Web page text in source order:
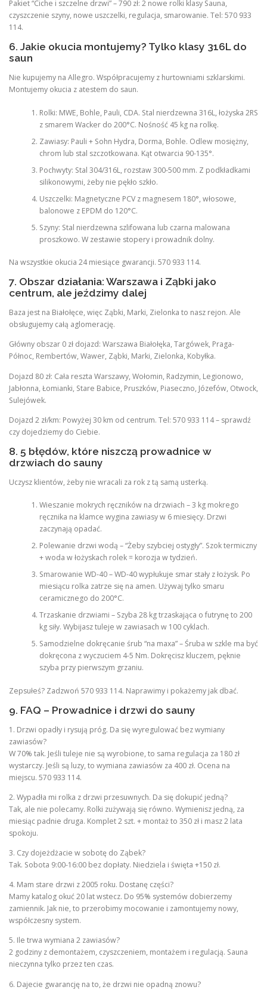
Pakiet “Ciche i szczelne drzwi” – 790 zł: 2 nowe rolki klasy Sauna,
czyszczenie szyny, nowe uszczelki, regulacja, smarowanie. Tel: 570 933
114.
6. Jakie okucia montujemy? Tylko klasy 316L do
saun
Nie kupujemy na Allegro. Współpracujemy z hurtowniami szklarskimi.
Montujemy okucia z atestem do saun.
Rolki: MWE, Bohle, Pauli, CDA. Stal nierdzewna 316L, łożyska 2RS
z smarem Wacker do 200°C. Nośność 45 kg na rolkę.
Zawiasy: Pauli + Sohn Hydra, Dorma, Bohle. Odlew mosiężny,
chrom lub stal szczotkowana. Kąt otwarcia 90-135°.
Pochwyty: Stal 304/316L, rozstaw 300-500 mm. Z podkładkami
silikonowymi, żeby nie pękło szkło.
Uszczelki: Magnetyczne PCV z magnesem 180°, włosowe,
balonowe z EPDM do 120°C.
Szyny: Stal nierdzewna szlifowana lub czarna malowana
proszkowo. W zestawie stopery i prowadnik dolny.
Na wszystkie okucia 24 miesiące gwarancji. 570 933 114.
7. Obszar działania: Warszawa i Ząbki jako
centrum, ale jeździmy dalej
Baza jest na Białołęce, więc Ząbki, Marki, Zielonka to nasz rejon. Ale
obsługujemy całą aglomerację.
Główny obszar 0 zł dojazd: Warszawa Białołęka, Targówek, Praga-
Północ, Rembertów, Wawer, Ząbki, Marki, Zielonka, Kobyłka.
Dojazd 80 zł: Cała reszta Warszawy, Wołomin, Radzymin, Legionowo,
Jabłonna, Łomianki, Stare Babice, Pruszków, Piaseczno, Józefów, Otwock,
Sulejówek.
Dojazd 2 zł/km: Powyżej 30 km od centrum. Tel: 570 933 114 – sprawdź
czy dojedziemy do Ciebie.
8. 5 błędów, które niszczą prowadnice w
drzwiach do sauny
Uczysz klientów, żeby nie wracali za rok z tą samą usterką.
Wieszanie mokrych ręczników na drzwiach – 3 kg mokrego
ręcznika na klamce wygina zawiasy w 6 miesięcy. Drzwi
zaczynają opadać.
Polewanie drzwi wodą – “Żeby szybciej ostygły”. Szok termiczny
+ woda w łożyskach rolek = korozja w tydzień.
Smarowanie WD-40 – WD-40 wypłukuje smar stały z łożysk. Po
miesiącu rolka zatrze się na amen. Używaj tylko smaru
ceramicznego do 200°C.
Trzaskanie drzwiami – Szyba 28 kg trzaskająca o futrynę to 200
kg siły. Wybijasz tuleje w zawiasach w 100 cyklach.
Samodzielne dokręcanie śrub “na maxa” – Śruba w szkle ma być
dokręcona z wyczuciem 4-5 Nm. Dokręcisz kluczem, pęknie
szyba przy pierwszym grzaniu.
Zepsułeś? Zadzwoń 570 933 114. Naprawimy i pokażemy jak dbać.
9. FAQ – Prowadnice i drzwi do sauny
1. Drzwi opadły i rysują próg. Da się wyregulować bez wymiany
zawiasów?
W 70% tak. Jeśli tuleje nie są wyrobione, to sama regulacja za 180 zł
wystarczy. Jeśli są luzy, to wymiana zawiasów za 400 zł. Ocena na
miejscu. 570 933 114.
2. Wypadła mi rolka z drzwi przesuwnych. Da się dokupić jedną?
Tak, ale nie polecamy. Rolki zużywają się równo. Wymienisz jedną, za
miesiąc padnie druga. Komplet 2 szt. + montaż to 350 zł i masz 2 lata
spokoju.
3. Czy dojeżdżacie w sobotę do Ząbek?
Tak. Sobota 9:00-16:00 bez dopłaty. Niedziela i święta +150 zł.
4. Mam stare drzwi z 2005 roku. Dostanę części?
Mamy katalog okuć 20 lat wstecz. Do 95% systemów dobierzemy
zamiennik. Jak nie, to przerobimy mocowanie i zamontujemy nowy,
współczesny system.
5. Ile trwa wymiana 2 zawiasów?
2 godziny z demontażem, czyszczeniem, montażem i regulacją. Sauna
nieczynna tylko przez ten czas.
6. Dajecie gwarancję na to, że drzwi nie opadną znowu?